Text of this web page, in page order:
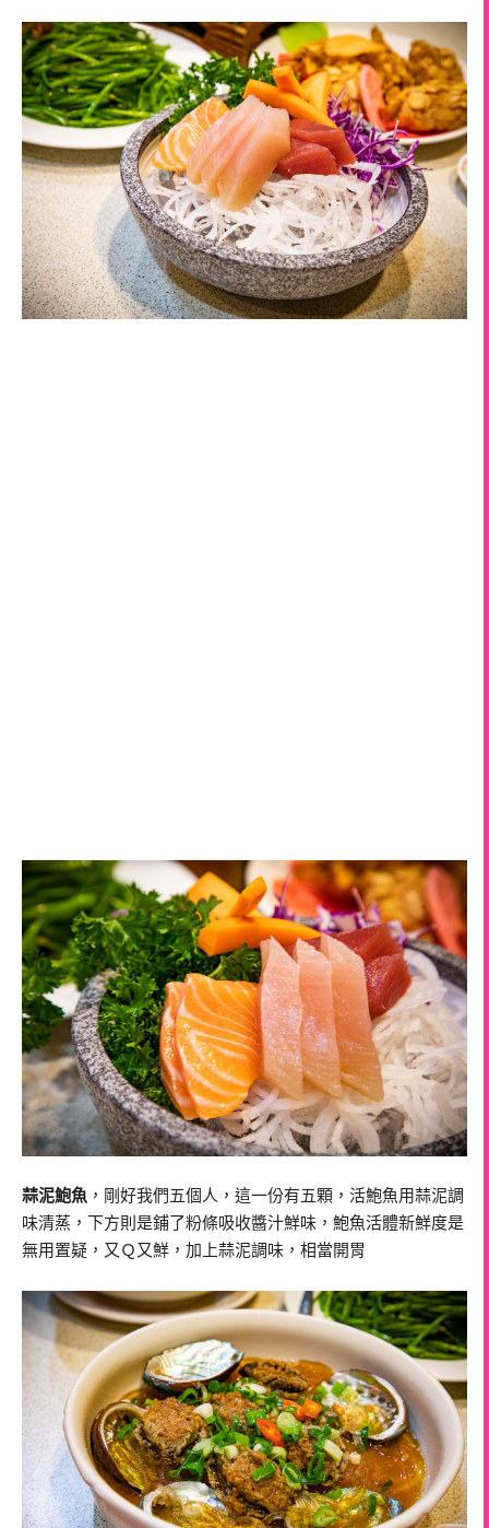
蒜泥鮑魚 ，剛好我們五個人，這一份有五顆，活鮑魚用蒜泥調
味清蒸，下方則是鋪了粉條吸收醬汁鮮味，鮑魚活體新鮮度是
無用置疑，又Ｑ又鮮，加上蒜泥調味，相當開胃